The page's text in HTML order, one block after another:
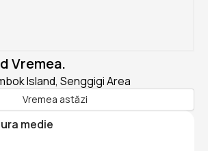
Vremea.
Island, Senggigi Area
Vremea astăzi
medie